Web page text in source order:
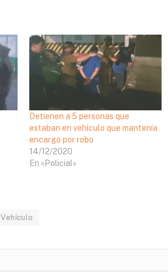
Detienen a 5 personas que
estaban en vehículo que mantenía
encargo por robo
14/12/2020
En «Policial»
Vehículo